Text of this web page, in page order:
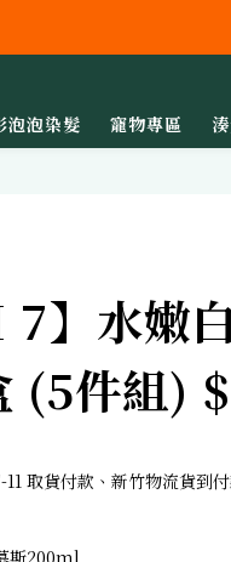
泡泡染髮 寵物專區
7】水嫩
(5件組)
取貨付款、新竹物流貨到
斯200ml